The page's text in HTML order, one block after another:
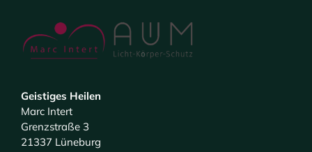
Geistiges Heilen
Marc Intert
Grenzstraße 3
21337 Lüneburg